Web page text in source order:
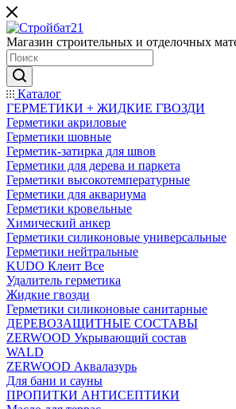
Магазин строительных и отделочных
Каталог
ГЕРМЕТИКИ + ЖИДКИЕ ГВОЗДИ
Герметики акриловые
Герметики шовные
Герметик-затирка для швов
Герметики для дерева и паркета
Герметики высокотемпературные
Герметики для аквариума
Герметики кровельные
Химический анкер
Герметики силиконовые универсальные
Герметики нейтральные
KUDO Клеит Все
Удалитель герметика
Жидкие гвозди
Герметики силиконовые санитарные
ДЕРЕВОЗАЩИТНЫЕ СОСТАВЫ
ZERWOOD Укрывающий состав
WALD
ZERWOOD Аквалазурь
Для бани и сауны
ПРОПИТКИ АНТИСЕПТИКИ